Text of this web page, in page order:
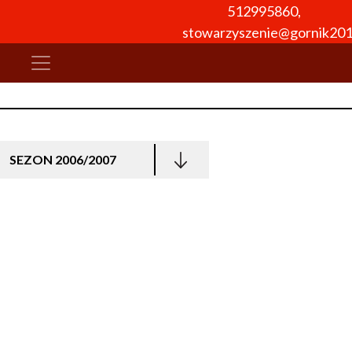
512995860,
SEZON 2006/2007